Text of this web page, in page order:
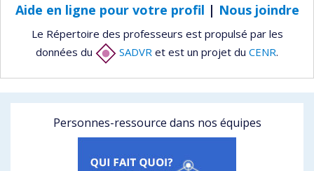
Aide en ligne pour votre profil | Nous joindre
Le Répertoire des professeurs est propulsé par les
données du
SADVR et est un projet du CENR.
Personnes-ressource dans nos équipes